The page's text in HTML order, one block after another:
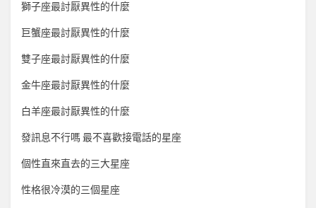
獅子座最討厭異性的什麼
巨蟹座最討厭異性的什麼
雙子座最討厭異性的什麼
金牛座最討厭異性的什麼
白羊座最討厭異性的什麼
發訊息不行嗎 最不喜歡接電話的星座
個性直來直去的三大星座
性格很冷漠的三個星座